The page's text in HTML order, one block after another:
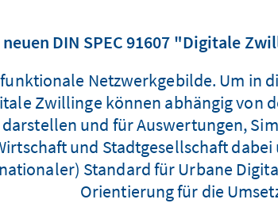
neuen DIN SPEC 91607 "Digitale
Netzwerkgebilde. Um in
Zwillinge können abhängig
und für Auswertungen,
und Stadtgesellschaft
Standard für Urbane
Orientierung für die